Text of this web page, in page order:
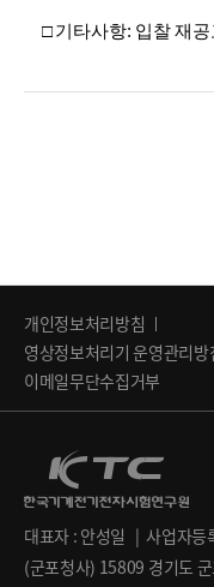
□ 기타사항: 입찰 재공
개인정보처리방침
영상정보처리기 운영관리방
이메일무단수집거부
대표자 : 안성일 | 사업자
(군포청사) 15809 경기도